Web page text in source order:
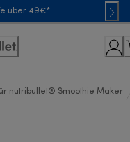
über 49€*
nutribullet® Smoothie Maker